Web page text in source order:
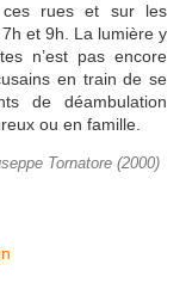
ces rues et sur les
et 9h. La lumière y
n’est pas encore
en train de se
de déambulation
ou en famille.
Tornatore (2000)